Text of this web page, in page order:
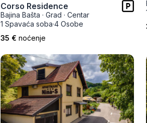
Zlatar
Corso Residence
Bajina Bašta · Grad · Centar
1 Spavaća soba·4 Osobe
35 € noćenje